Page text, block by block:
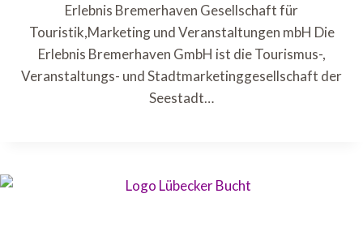
Erlebnis Bremerhaven Gesellschaft für
Touristik,Marketing und Veranstaltungen mbH Die
Erlebnis Bremerhaven GmbH ist die Tourismus-,
Veranstaltungs- und Stadtmarketinggesellschaft der
Seestadt…